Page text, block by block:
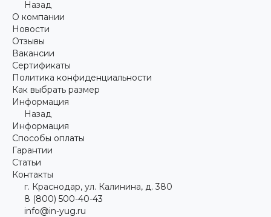
Назад
О компании
Новости
Отзывы
Вакансии
Сертификаты
Политика конфиденциальности
Как выбрать размер
Информация
Назад
Информация
Способы оплаты
Гарантии
Статьи
Контакты
г. Краснодар, ул. Калинина, д. 380
8 (800) 500-40-43
info@in-yug.ru